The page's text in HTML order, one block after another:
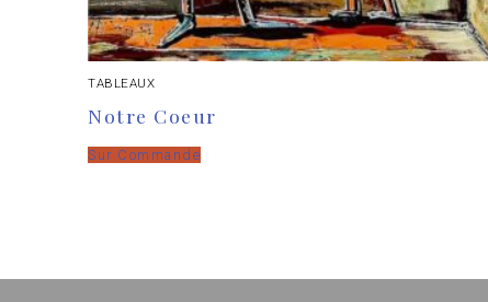
TABLEAUX
Notre Coeur
Sur Commande